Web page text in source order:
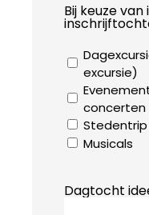
Bij keuze
excursie)
concerten
Stedentrip
Musicals
Dagtocht